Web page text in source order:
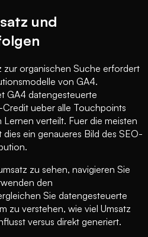
und
zur organischen Suche erfordert
von GA4.
GA4 datengesteuerte
ueber alle Touchpoints
Lernen verteilt. Fuer die meisten
ein genaueres Bild des SEO-
zu sehen, navigieren Sie
den
Sie datengesteuerte
zu verstehen, wie viel Umsatz
versus direkt generiert.